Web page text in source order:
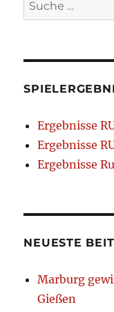
nach:
Ergebnisse
Ergebnisse
Ergebnisse
NEUESTE
Marburg
Gießen